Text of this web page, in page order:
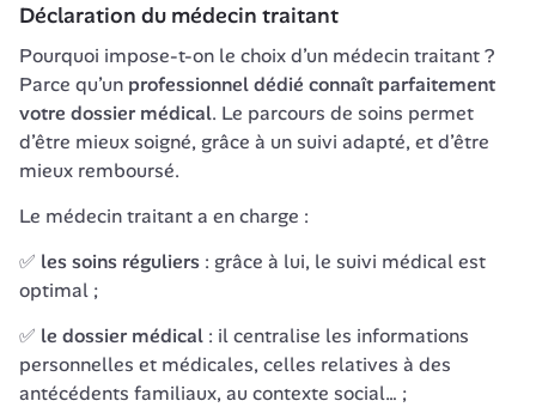
Déclaration du médecin traitant
Pourquoi impose-t-on le choix d’un médecin traitant ?
Parce qu’un professionnel dédié connaît parfaitement
votre dossier médical. Le parcours de soins permet
d’être mieux soigné, grâce à un suivi adapté, et d’être
mieux remboursé.
Le médecin traitant a en charge :
✅ les soins réguliers : grâce à lui, le suivi médical est
optimal ;
✅ le dossier médical : il centralise les informations
personnelles et médicales, celles relatives à des
antécédents familiaux, au contexte social… ;